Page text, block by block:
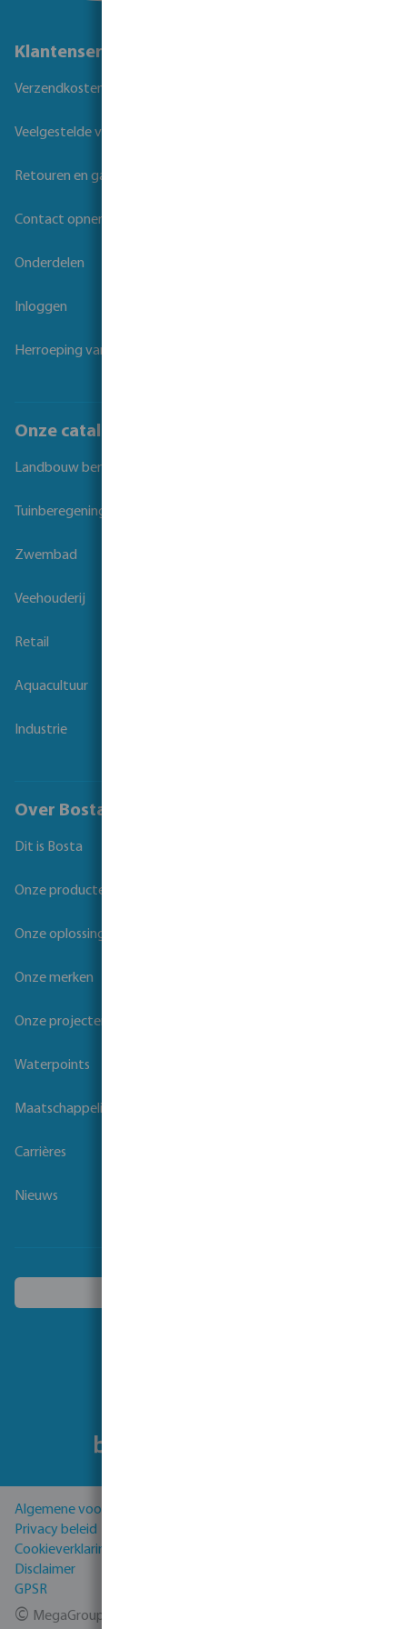
Klantenservice
Verzendkosten
Veelgestelde vragen
Retouren en garantie
Contact opnemen
Onderdelen
Inloggen
Herroeping van overeenkomst
Onze catalogi
Landbouw beregening
Tuinberegening
Zwembad
Veehouderij
Retail
Aquacultuur
Industrie
Over Bosta
Dit is Bosta
Onze producten
Onze oplossingen
Onze merken
Onze projecten
Waterpoints
Maatschappelijk verantwoord ondernemen
Carrières
Nieuws
Algemene voorwaarden
Privacy beleid
Cookieverklaring
Disclaimer
GPSR
© MegaGroup Trade 2026